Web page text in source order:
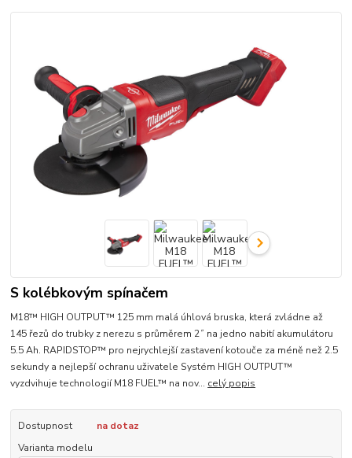
S kolébkovým spínačem
M18™ HIGH OUTPUT™ 125 mm malá úhlová bruska, která zvládne až
145 řezů do trubky z nerezu s průměrem 2˝ na jedno nabití akumulátoru
5.5 Ah. RAPIDSTOP™ pro nejrychlejší zastavení kotouče za méně než 2.5
sekundy a nejlepší ochranu uživatele Systém HIGH OUTPUT™
vyzdvihuje technologií M18 FUEL™ na nov... celý popis
Dostupnost
na dotaz
Varianta modelu